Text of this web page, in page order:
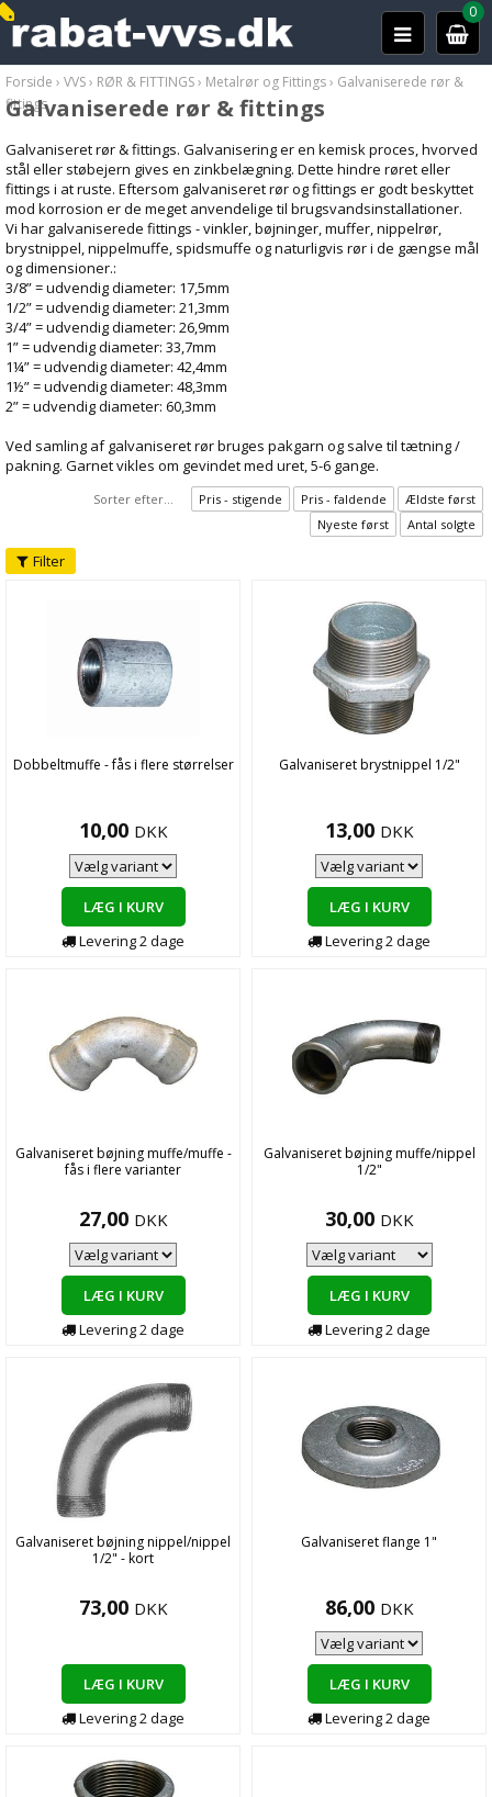
0
Forside › VVS› RØR & FITTINGS› Metalrør og Fittings› Galvaniserede rør &
fittings
Galvaniserede rør & fittings
Galvaniseret rør & fittings. Galvanisering er en kemisk proces, hvorved
stål eller støbejern gives en zinkbelægning. Dette hindre røret eller
fittings i at ruste. Eftersom galvaniseret rør og fittings er godt beskyttet
mod korrosion er de meget anvendelige til brugsvandsinstallationer.
Vi har galvaniserede fittings - vinkler, bøjninger, muffer, nippelrør,
brystnippel, nippelmuffe, spidsmuffe og naturligvis rør i de gængse mål
og dimensioner.:
3/8” = udvendig diameter: 17,5mm
1/2” = udvendig diameter: 21,3mm
3/4” = udvendig diameter: 26,9mm
1” = udvendig diameter: 33,7mm
1¼” = udvendig diameter: 42,4mm
1½” = udvendig diameter: 48,3mm
2” = udvendig diameter: 60,3mm
Ved samling af galvaniseret rør bruges pakgarn og salve til tætning /
pakning. Garnet vikles om gevindet med uret, 5-6 gange.
Sorter efter... Pris - stigende Pris - faldende
Ældste først
Nyeste først
Antal solgte
Filter
Dobbeltmuffe - fås i flere størrelser
10,00 DKK
LÆG I KURV
Levering2dage
Galvaniseret brystnippel 1/2"
13,00 DKK
LÆG I KURV
Levering2dage
Galvaniseret bøjning muffe/muffe -
fås i flere varianter
27,00 DKK
LÆG I KURV
Levering2dage
Galvaniseret bøjning muffe/nippel
1/2"
30,00 DKK
LÆG I KURV
Levering2dage
Galvaniseret bøjning nippel/nippel
1/2" - kort
73,00 DKK
LÆG I KURV
Levering2dage
Galvaniseret flange 1"
86,00 DKK
LÆG I KURV
Levering2dage